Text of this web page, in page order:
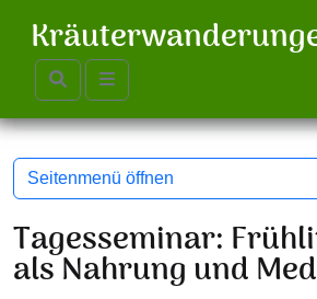
SearchMenu
Tagesseminar:
als Nahrung und
Seitenmenü öffnen